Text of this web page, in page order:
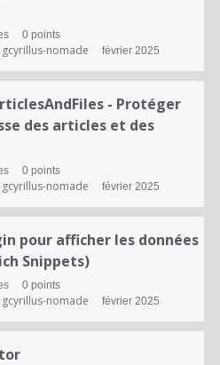
0 points
gcyrillus-nomade février 2025
- Protéger
des articles et des
0 points
gcyrillus-nomade février 2025
pour afficher les données
Snippets)
0 points
gcyrillus-nomade février 2025